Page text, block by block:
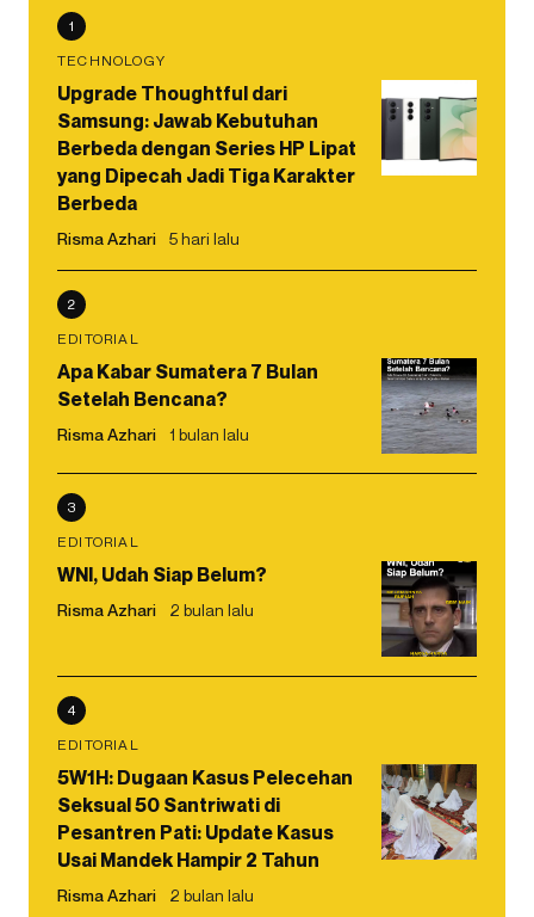
1
TECHNOLOGY
Upgrade Thoughtful dari
Samsung: Jawab Kebutuhan
Berbeda dengan Series HP Lipat
yang Dipecah Jadi Tiga Karakter
Berbeda
Risma Azhari 5 hari lalu
2
EDITORIAL
Apa Kabar Sumatera 7 Bulan
Setelah Bencana?
Risma Azhari 1 bulan lalu
3
EDITORIAL
WNI, Udah Siap Belum?
Risma Azhari 2 bulan lalu
4
EDITORIAL
5W1H: Dugaan Kasus Pelecehan
Seksual 50 Santriwati di
Pesantren Pati: Update Kasus
Usai Mandek Hampir 2 Tahun
Risma Azhari 2 bulan lalu